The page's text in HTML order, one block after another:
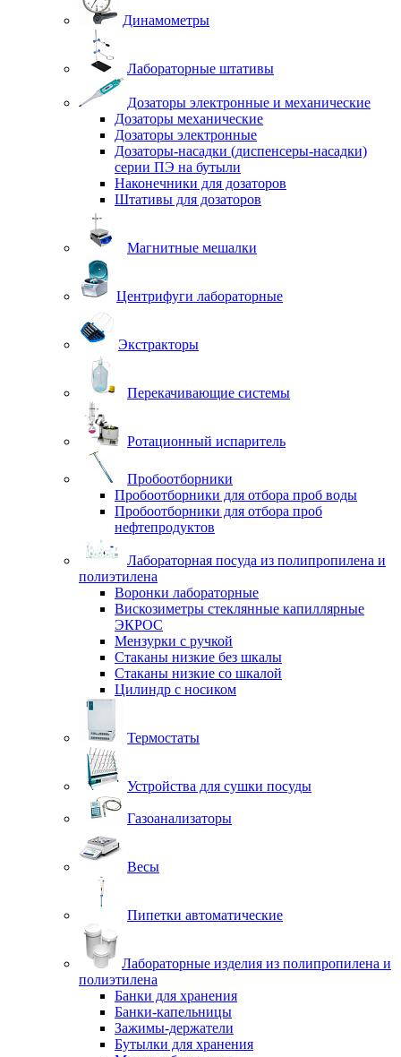
Динамометры
Лабораторные штативы
Дозаторы электронные и механические
Дозаторы механические
Дозаторы электронные
Дозаторы-насадки (диспенсеры-насадки)
серии ПЭ на бутыли
Наконечники для дозаторов
Штативы для дозаторов
Магнитные мешалки
Центрифуги лабораторные
Экстракторы
Перекачивающие системы
Ротационный испаритель
Пробоотборники
Пробоотборники для отбора проб воды
Пробоотборники для отбора проб
нефтепродуктов
Лабораторная посуда из полипропилена и
полиэтилена
Воронки лабораторные
Вискозиметры стеклянные капиллярные
ЭКРОС
Мензурки с ручкой
Стаканы низкие без шкалы
Стаканы низкие со шкалой
Цилиндр с носиком
Термостаты
Устройства для сушки посуды
Газоанализаторы
Весы
Пипетки автоматические
Лабораторные изделия из полипропилена и
полиэтилена
Банки для хранения
Банки-капельницы
Зажимы-держатели
Бутылки для хранения